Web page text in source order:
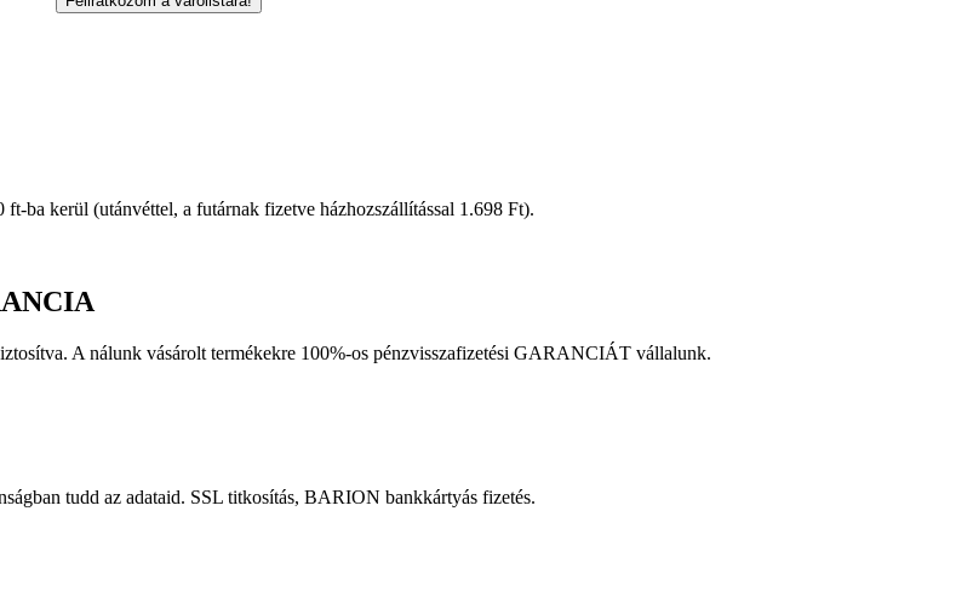
ba kerül (utánvéttel, a futárnak fizetve házhozszállítással 1.698 Ft).
A nálunk vásárolt termékekre 100%-os pénzvisszafizetési GARANCIÁT vállalunk.
tudd az adataid. SSL titkosítás, BARION bankkártyás fizetés.